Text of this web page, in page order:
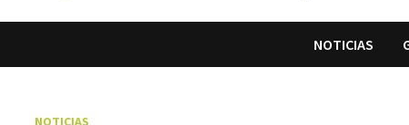
NOTICIAS
NOTICIAS